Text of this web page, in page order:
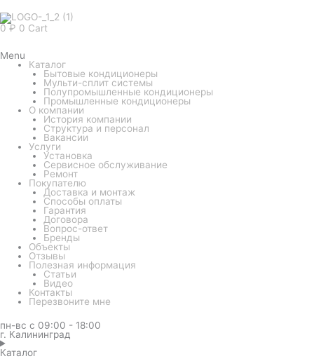
0 ₽ 0 Cart
Menu
Каталог
Бытовые кондиционеры
Мульти-сплит системы
Полупромышленные кондиционеры
Промышленные кондиционеры
О компании
История компании
Структура и персонал
Вакансии
Услуги
Установка
Сервисное обслуживание
Ремонт
Покупателю
Доставка и монтаж
Способы оплаты
Гарантия
Договора
Вопрос-ответ
Бренды
Объекты
Отзывы
Полезная информация
Статьи
Видео
Контакты
Перезвоните мне
пн-вс с 09:00 - 18:00
г. Калининград
Каталог